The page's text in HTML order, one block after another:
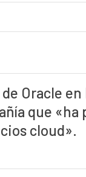
Oracle
que
cloud».